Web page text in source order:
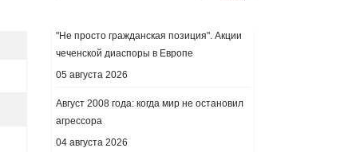
"Не просто гражданская позиция". Акции
чеченской диаспоры в Европе
05 августа 2026
Август 2008 года: когда мир не остановил
агрессора
04 августа 2026